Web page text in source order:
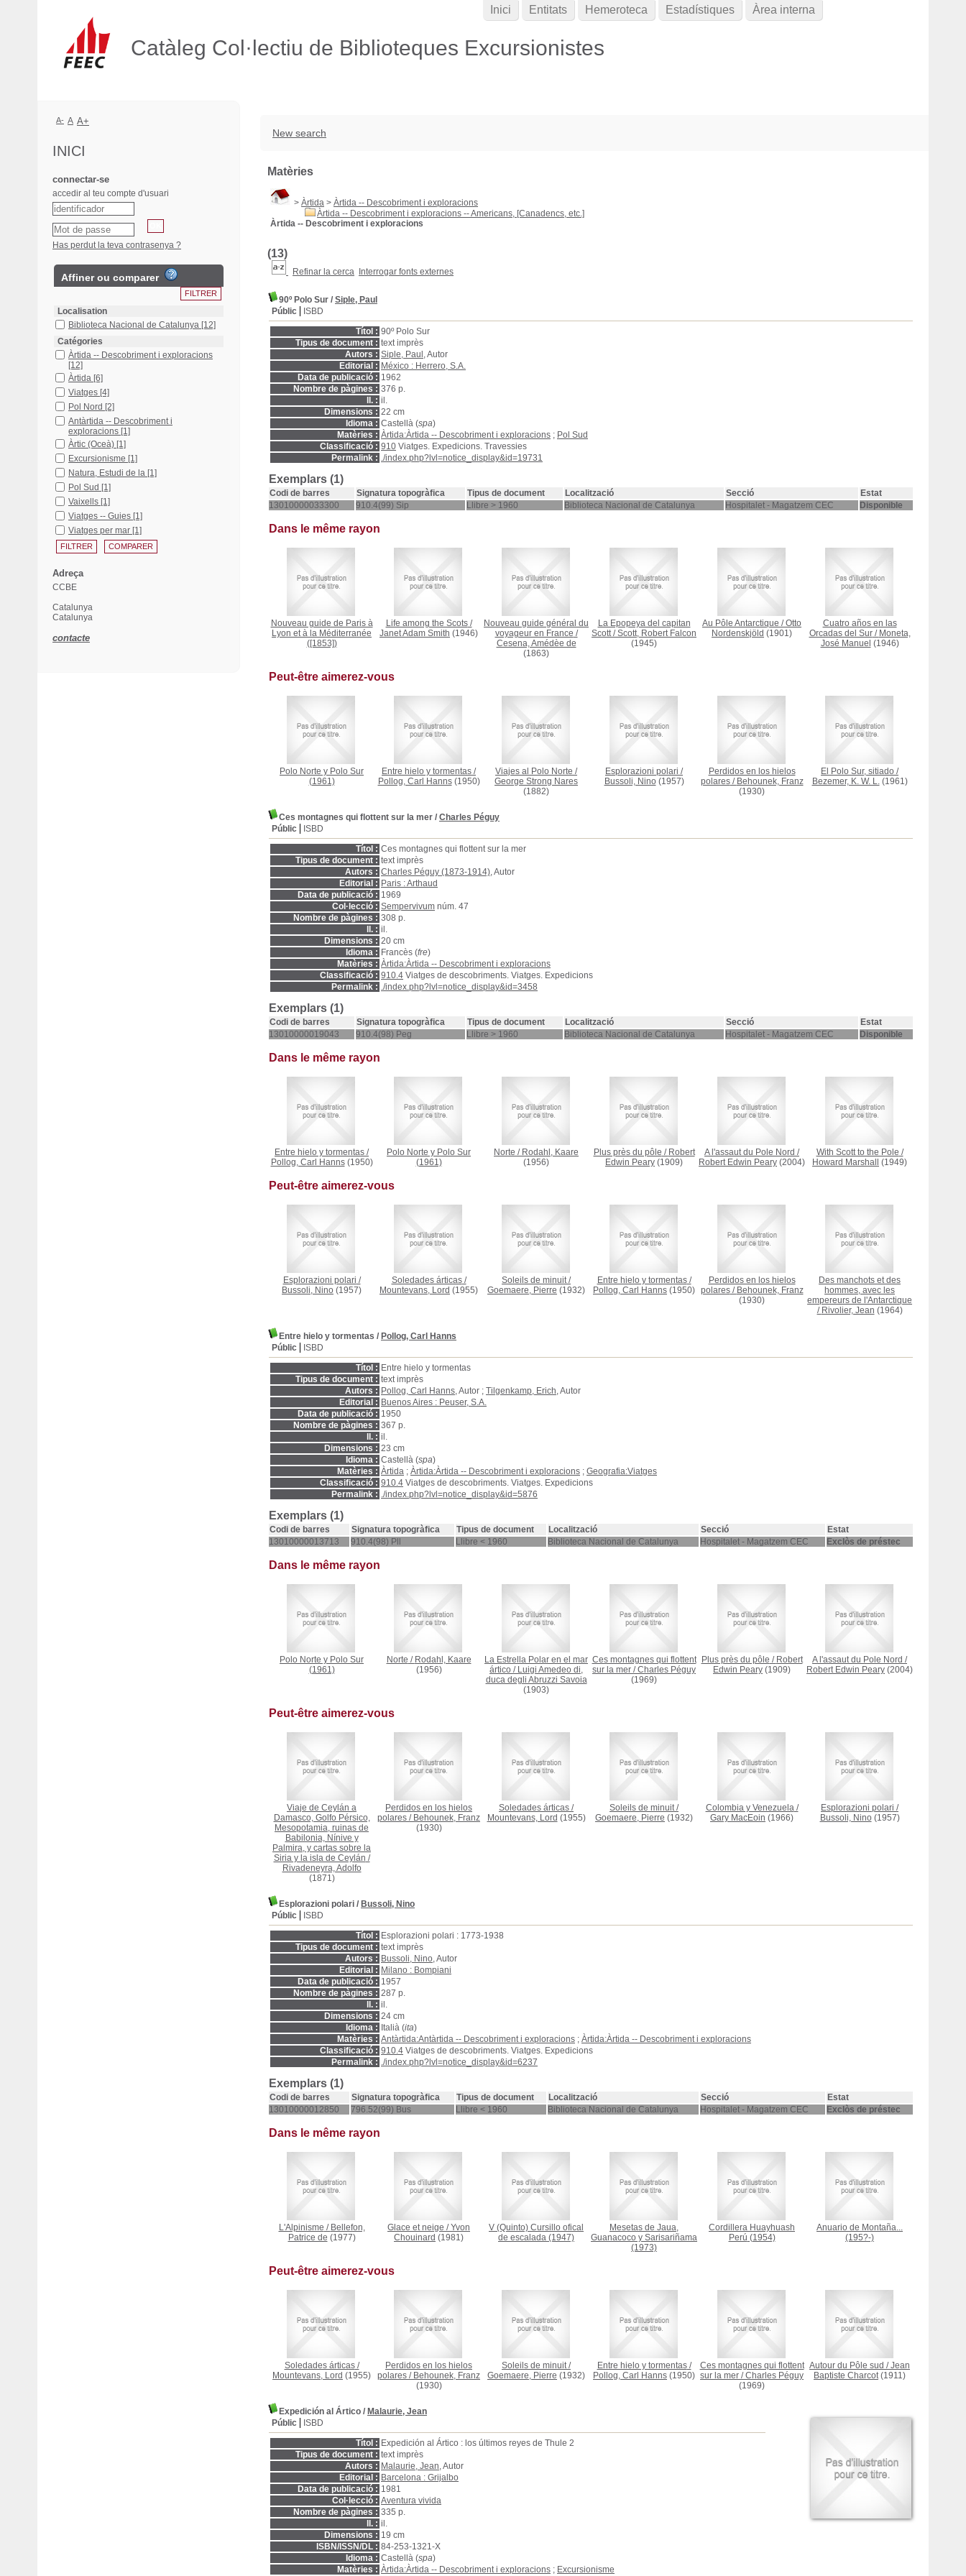
Catàleg Col·lectiu de Biblioteques Excursionistes
New search
Matèries
> Àrtida > Àrtida -- Descobriment i exploracions
Àrtida -- Descobriment i exploracions -- Americans, [Canadencs, etc.]
Àrtida -- Descobriment i exploracions
(13)
Refinar la cerca Interrogar fonts externes
90º Polo Sur / Siple, Paul
Públic
ISBD
Títol : 90º Polo Sur
Tipus de document : text imprès
Autors : Siple, Paul , Autor
Editorial : México : Herrero, S.A.
Data de publicació : 1962
Nombre de pàgines : 376 p.
ll. : il.
Dimensions : 22 cm
Idioma : Castellà (spa)
Matèries : Àrtida:Àrtida -- Descobriment i exploracions ; Pol Sud
Classificació : 910 Viatges. Expedicions. Travessies
Permalink : ./index.php?lvl=notice_display&id=19731
Exemplars (1)
Codi de barres Signatura topogràfica Tipus de document Localització Secció
Estat
13010000033300
910.4(99) Sip Llibre > 1960 Biblioteca Nacional de Catalunya Hospitalet - Magatzem CEC Disponible
Dans le même rayon
Nouveau guide de Paris à
Lyon et à la Méditerranée
([1853])
Life among the Scots/
Janet Adam Smith (1946)
Nouveau guide général du
voyageur en France /
Cesena, Amédèe de
(1863)
La Epopeya del capitan
Scott/Scott, Robert Falcon
(1945)
Au Pôle Antarctique /Otto
Nordenskjöld (1901)
Cuatro años en las
Orcadas del Sur/ Moneta,
José Manuel (1946)
Peut-être aimerez-vous
Polo Norte y Polo Sur
(1961)
Entre hielo y tormentas /
Pollog, Carl Hanns(1950)
Viajes al Polo Norte /
George Strong Nares
(1882)
Esplorazioni polari /
Bussoli, Nino(1957)
Perdidos en los hielos
polares/ Behounek, Franz
(1930)
El Polo Sur, sitiado /
Bezemer, K. W. L.(1961)
Ces montagnes qui flottent sur la mer / Charles Péguy
Públic
ISBD
Títol : Ces montagnes qui flottent sur la mer
Tipus de document : text imprès
Autors : Charles Péguy (1873-1914), Autor
Editorial : Paris : Arthaud
Data de publicació : 1969
Col·lecció : Sempervivum núm. 47
Nombre de pàgines : 308 p.
ll. : il.
Dimensions : 20 cm
Idioma : Francès (fre)
Matèries : Àrtida:Àrtida -- Descobriment i exploracions
Classificació : 910.4 Viatges de descobriments. Viatges. Expedicions
Permalink : ./index.php?lvl=notice_display&id=3458
Exemplars (1)
Codi de barres Signatura topogràfica Tipus de document Localització Secció
Estat
13010000019043
910.4(98) Peg Llibre > 1960 Biblioteca Nacional de Catalunya Hospitalet - Magatzem CEC Disponible
Dans le même rayon
Entre hielo y tormentas /
Pollog, Carl Hanns(1950)
Polo Norte y Polo Sur
(1961)
Norte / Rodahl, Kaare
(1956)
Plus près du pôle / Robert
Edwin Peary (1909)
A l'assaut du Pole Nord /
Robert Edwin Peary (2004)
With Scott to the Pole /
Howard Marshall
(1949)
Peut-être aimerez-vous
Esplorazioni polari /
Bussoli, Nino (1957)
Soledades árticas/
Mountevans, Lord (1955)
Soleils de minuit/
Goemaere, Pierre (1932)
Entre hielo y tormentas/
Pollog, Carl Hanns (1950)
Perdidos en los hielos
polares/ Behounek, Franz
(1930)
Des manchots et des
hommes, avec les
empereurs de l'Antarctique
/ Rivolier, Jean (1964)
Entre hielo y tormentas / Pollog, Carl Hanns
Públic
ISBD
Títol : Entre hielo y tormentas
Tipus de document : text imprès
Autors : Pollog, Carl Hanns, Autor ; Tilgenkamp, Erich, Autor
Editorial : Buenos Aires : Peuser, S.A.
Data de publicació : 1950
Nombre de pàgines : 367 p.
ll. : il.
Dimensions : 23 cm
Idioma : Castellà (spa)
Matèries : Àrtida ; Àrtida:Àrtida -- Descobriment i exploracions ; Geografia:Viatges
Classificació : 910.4 Viatges de descobriments. Viatges. Expedicions
Permalink : ./index.php?lvl=notice_display&id=5876
Exemplars (1)
Codi de barres Signatura topogràfica Tipus de document Localització Secció
Estat
13010000013713
910.4(98) Pll Llibre < 1960 Biblioteca Nacional de Catalunya Hospitalet - Magatzem CEC Exclòs de préstec
Dans le même rayon
Polo Norte y Polo Sur
(1961)
Norte / Rodahl, Kaare
(1956)
La Estrella Polar en el mar
ártico / Luigi Amedeo di,
duca degli Abruzzi Savoia
(1903)
Ces montagnes qui flottent
sur la mer /Charles Péguy
(1969)
Plus près du pôle / Robert
Edwin Peary (1909)
A l'assaut du Pole Nord /
Robert Edwin Peary (2004)
Peut-être aimerez-vous
Viaje de Ceylán a
Damasco, Golfo Pérsico,
Mesopotamia, ruinas de
Babilonia, Nínive y
Palmira, y cartas sobre la
Siria y la isla de Ceylán /
Rivadeneyra, Adolfo
(1871)
Perdidos en los hielos
polares / Behounek, Franz
(1930)
Soledades árticas /
Mountevans, Lord (1955)
Soleils de minuit/
Goemaere, Pierre (1932)
Colombia y Venezuela/
Gary MacEoin (1966)
Esplorazioni polari /
Bussoli, Nino(1957)
Esplorazioni polari / Bussoli, Nino
Públic
ISBD
Títol : Esplorazioni polari : 1773-1938
Tipus de document : text imprès
Autors : Bussoli, Nino, Autor
Editorial : Milano : Bompiani
Data de publicació : 1957
Nombre de pàgines : 287 p.
ll. : il.
Dimensions : 24 cm
Idioma : Italià (ita)
Matèries : Antàrtida:Antàrtida -- Descobriment i exploracions ; Àrtida:Àrtida -- Descobriment i exploracions
Classificació : 910.4 Viatges de descobriments. Viatges. Expedicions
Permalink : ./index.php?lvl=notice_display&id=6237
Exemplars (1)
Codi de barres Signatura topogràfica Tipus de document Localització Secció
Estat
13010000012850
796.52(99) Bus Llibre < 1960 Biblioteca Nacional de Catalunya Hospitalet - Magatzem CEC Exclòs de préstec
Dans le même rayon
L'Alpinisme / Bellefon,
Patrice de (1977)
Glace et neige /Yvon
Chouinard (1981)
V (Quinto) Cursillo ofical
de escalada (1947)
Mesetas de Jaua,
Guanacoco y Sarisariñama
(1973)
Cordillera Huayhuash
Perú (1954)
Anuario de Montaña...
(195?-)
Peut-être aimerez-vous
Soledades árticas/
Mountevans, Lord (1955)
Perdidos en los hielos
polares / Behounek, Franz
(1930)
Soleils de minuit/
Goemaere, Pierre (1932)
Entre hielo y tormentas/
Pollog, Carl Hanns (1950)
Ces montagnes qui flottent
sur la mer /Charles Péguy
(1969)
Autour du Pôle sud /Jean
Baptiste Charcot(1911)
Expedición al Ártico / Malaurie, Jean
Públic
ISBD
Títol : Expedición al Ártico : los últimos reyes de Thule 2
Tipus de document : text imprès
Autors : Malaurie, Jean, Autor
Editorial : Barcelona : Grijalbo
Data de publicació : 1981
Col·lecció : Aventura vivida
Nombre de pàgines : 335 p.
ll. : il.
Dimensions : 19 cm
ISBN/ISSN/DL : 84-253-1321-X
Idioma : Castellà (spa)
Matèries : Àrtida:Àrtida -- Descobriment i exploracions ; Excursionisme
Inici Entitats Hemeroteca Estadístiques Àrea interna
A- A A+
INICI
connectar-se
accedir al teu compte d'usuari
Has perdut la teva contrasenya ?
Affiner ou comparer
Localisation
Biblioteca Nacional de Catalunya [12]
Catégories
Àrtida -- Descobriment i exploracions
[12]
Àrtida [6]
Viatges [4]
Pol Nord [2]
Antàrtida -- Descobriment i
exploracions [1]
Àrtic (Oceà) [1]
Excursionisme [1]
Natura, Estudi de la [1]
Pol Sud [1]
Vaixells [1]
Viatges -- Guies [1]
Viatges per mar [1]
Adreça
CCBE
Catalunya
Catalunya
contacte